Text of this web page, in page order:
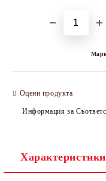
Оцени продукта
Информация за
Характеристики